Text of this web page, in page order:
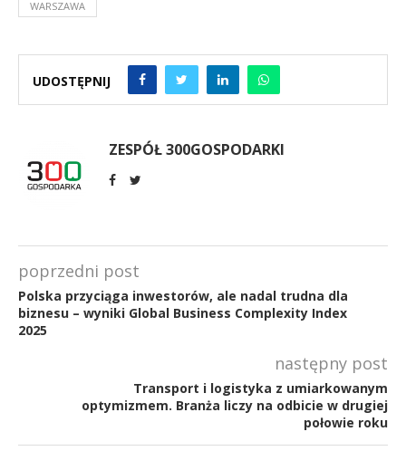
WARSZAWA
UDOSTĘPNIJ
ZESPÓŁ 300GOSPODARKI
poprzedni post
Polska przyciąga inwestorów, ale nadal trudna dla
biznesu – wyniki Global Business Complexity Index
2025
następny post
Transport i logistyka z umiarkowanym
optymizmem. Branża liczy na odbicie w drugiej
połowie roku